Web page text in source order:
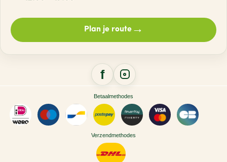
Plan je route→
Betaalmethodes
Verzendmethodes